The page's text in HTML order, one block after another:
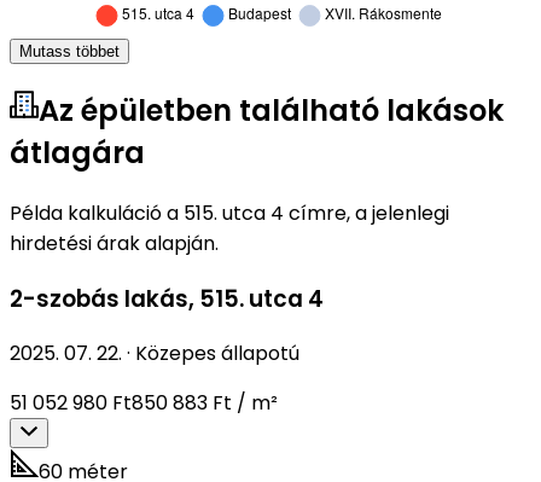
Mutass többet
Az épületben található lakások
átlagára
Példa kalkuláció a 515. utca 4 címre, a jelenlegi
hirdetési árak alapján.
2-szobás lakás, 515. utca 4
2025. 07. 22. · Közepes állapotú
51 052 980 Ft850 883 Ft / m²
60 méter